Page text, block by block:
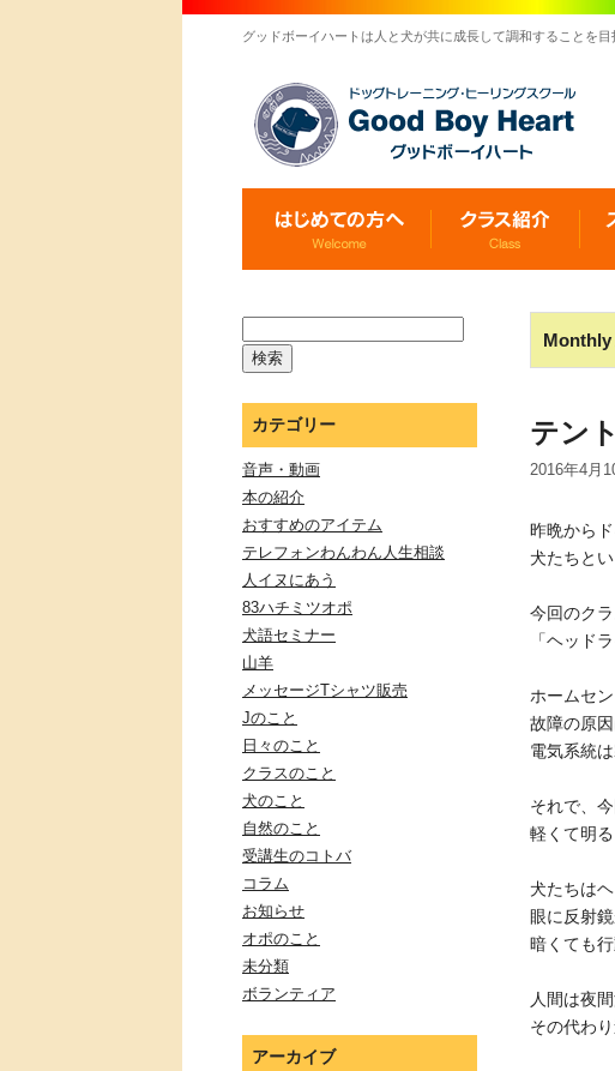
グッドボーイハートは人と犬が共に成長して調和することを
カテゴリー
音声・動画
本の紹介
おすすめのアイテム
テレフォンわんわん人生相談
人イヌにあう
83ハチミツオポ
犬語セミナー
山羊
メッセージTシャツ販売
Jのこと
日々のこと
クラスのこと
犬のこと
自然のこと
受講生のコトバ
コラム
お知らせ
オポのこと
未分類
ボランティア
アーカイブ
テン
2016年4月
昨晩から
犬たちと
今回のク
「ヘッド
ホームセ
故障の原
電気系統
それで、
軽くて明
犬たちは
眼に反射
暗くても
人間は夜
その代わ